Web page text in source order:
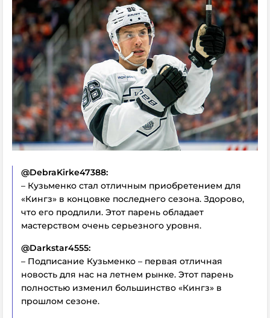
@DebraKirke47388:
– Кузьменко стал отличным приобретением для
«Кингз» в концовке последнего сезона. Здорово,
что его продлили. Этот парень обладает
мастерством очень серьезного уровня.
@Darkstar4555:
– Подписание Кузьменко – первая отличная
новость для нас на летнем рынке. Этот парень
полностью изменил большинство «Кингз» в
прошлом сезоне.